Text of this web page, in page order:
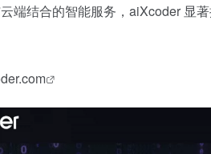
端结合的智能服务，aiXcoder 显著